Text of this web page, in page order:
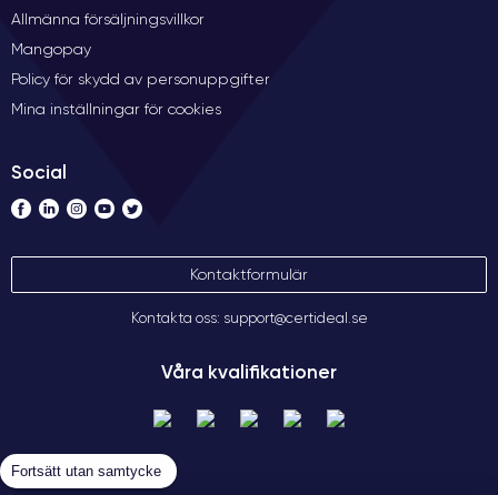
Allmänna försäljningsvillkor
Mangopay
Policy för skydd av personuppgifter
Mina inställningar för cookies
Social
Kontaktformulär
Kontakta oss: support@certideal.se
Våra kvalifikationer
Fortsätt utan samtycke